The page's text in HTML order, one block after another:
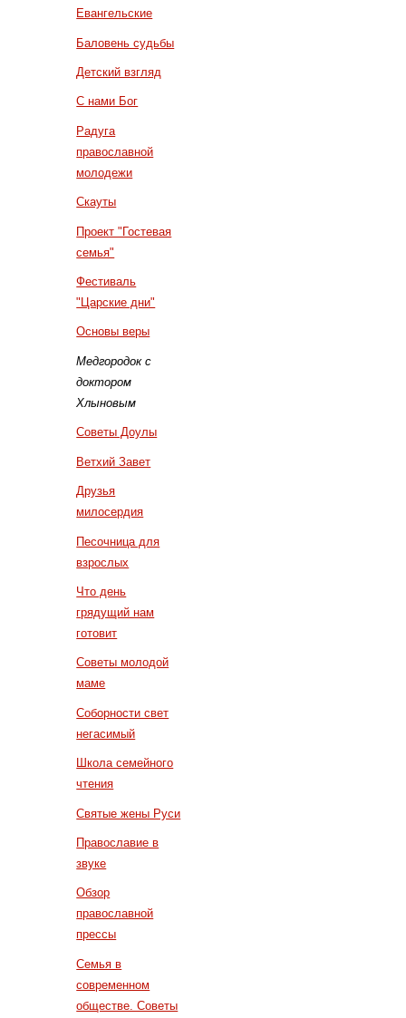
Евангельские
Баловень судьбы
Детский взгляд
С нами Бог
Радуга
православной
молодежи
Скауты
Проект "Гостевая
семья"
Фестиваль
"Царские дни"
Основы веры
Медгородок с
доктором
Хлыновым
Советы Доулы
Ветхий Завет
Друзья
милосердия
Песочница для
взрослых
Что день
грядущий нам
готовит
Советы молодой
маме
Соборности свет
негасимый
Школа семейного
чтения
Святые жены Руси
Православие в
звуке
Обзор
православной
прессы
Семья в
современном
обществе. Советы